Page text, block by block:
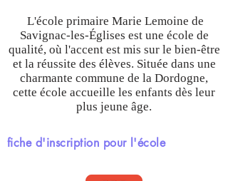
L'école primaire Marie Lemoine de
Savignac-les-Églises est une école de
qualité, où l'accent est mis sur le bien-être
et la réussite des élèves. Située dans une
charmante commune de la Dordogne,
cette école accueille les enfants dès leur
plus jeune âge.
fiche d'inscription pour l'école